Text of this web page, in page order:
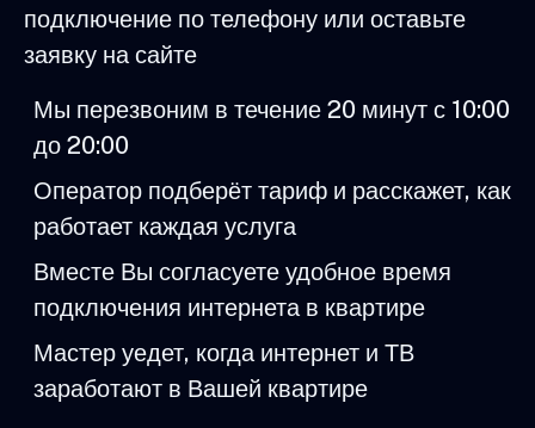
подключение по телефону или оставьте
заявку на сайте
Мы перезвоним в течение 20 минут с 10:00
до 20:00
Оператор подберёт тариф и расскажет, как
работает каждая услуга
Вместе Вы согласуете удобное время
подключения интернета в квартире
Мастер уедет, когда интернет и ТВ
заработают в Вашей квартире